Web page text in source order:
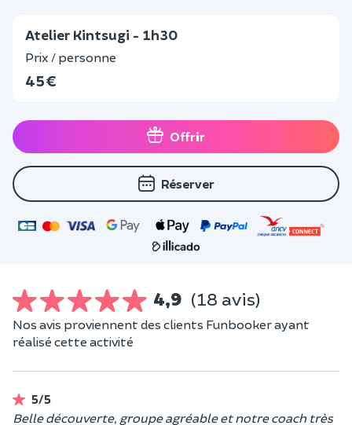
Atelier Kintsugi - 1h30
Prix / personne
45 €
Offrir
Réserver
4,9 (18 avis)
Nos avis proviennent des clients Funbooker ayant
réalisé cette activité
5/5
Belle découverte, groupe agréable et notre coach très